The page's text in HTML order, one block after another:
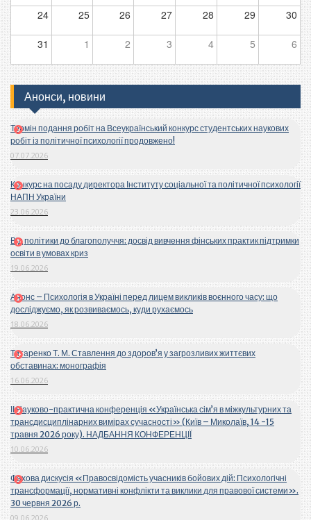
24 25 26 27 28 29 30
31 1 2 3 4 5 6
Анонси, новини
Термін подання робіт на Всеукраїнський конкурс студентських наукових
робіт із політичної психології продовжено!
07.07.2026
Конкурс на посаду директора Інституту соціальної та політичної психології
НАПН України
23.06.2026
Від політики до благополуччя: досвід вивчення фінських практик підтримки
освіти в умовах криз
19.06.2026
Анонс – Психологія в Україні перед лицем викликів воєнного часу: що
досліджуємо, як розвиваємось, куди рухаємось
18.06.2026
Титаренко Т. М. Ставлення до здоров’я у загрозливих життєвих
обставинах: монографія
16.06.2026
ІІ Науково-практична конференція «Українська сім’я в міжкультурних та
трансдисциплінарних вимірах сучасності» (Київ – Миколаїв, 14 -15
травня 2026 року). НАДБАННЯ КОНФЕРЕНЦІЇ
10.06.2026
Фахова дискусія «Правосвідомість учасників бойових дій: Психологічні
трансформації, нормативні конфлікти та виклики для правової системи».
30 червня 2026 р.
09.06.2026